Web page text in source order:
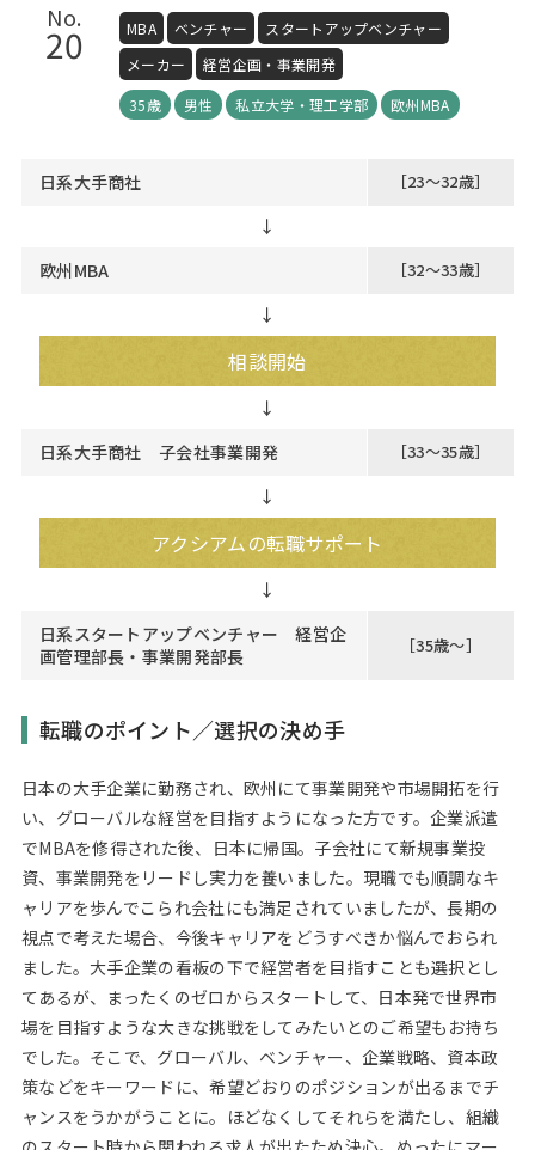
No.
20 MBA ベンチャー
スタートアップベンチャー
メーカー
経営企画・事業開発
35歳
男性 私立大学・理工学部 欧州MBA
日系大手商社 ［23～32歳］
↓
欧州MBA
［32～33歳］
↓
相談開始
日系大手商社 子会社事業開発 ［33～35歳］
↓
アクシアムの転職サポート
日系スタートアップベンチャー 経営企
画管理部長・事業開発部長
［35歳～］
転職のポイント／選択の決め手
日本の大手企業に勤務され、欧州にて事業開発や市場開拓を行
い、グローバルな経営を目指すようになった方です。企業派遣
でMBAを修得された後、日本に帰国。子会社にて新規事業投
資、事業開発をリードし実力を養いました。現職でも順調なキ
ャリアを歩んでこられ会社にも満足されていましたが、長期の
視点で考えた場合、今後キャリアをどうすべきか悩んでおられ
ました。大手企業の看板の下で経営者を目指すことも選択とし
てあるが、まったくのゼロからスタートして、日本発で世界市
場を目指すような大きな挑戦をしてみたいとのご希望もお持ち
でした。そこで、グローバル、ベンチャー、企業戦略、資本政
策などをキーワードに、希望どおりのポジションが出るまでチ
ャンスをうかがうことに。ほどなくしてそれらを満たし、組織